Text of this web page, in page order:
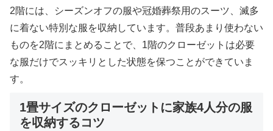
2階には、シーズンオフの服や冠婚葬祭用のスーツ、滅多
に着ない特別な服を収納しています。普段あまり使わない
ものを2階にまとめることで、1階のクローゼットは必要
な服だけでスッキリとした状態を保つことができていま
す。
1畳サイズのクローゼットに家族4人分の服
を収納するコツ